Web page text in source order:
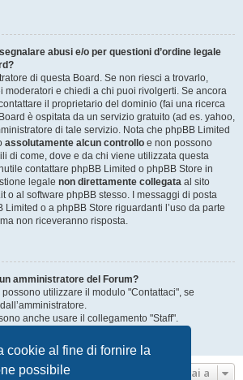
cookie al fine di fornire la
possibile
abusi e/o per questioni d’ordine legale
di questa Board. Se non riesci a trovarlo,
moderatori e chiedi a chi puoi rivolgerti. Se ancora
il proprietario del dominio (fai una ricerca
è ospitata da un servizio gratuito (ad es. yahoo,
di tale servizio. Nota che phpBB Limited
assolutamente alcun controllo e non possono
di come, dove e da chi viene utilizzata questa
contattare phpBB Limited o phpBB Store in
legale non direttamente collegata al sito
o al software phpBB stesso. I messaggi di posta
o a phpBB Store riguardanti l’uso da parte
non riceveranno risposta.
amministratore del Forum?
utilizzare il modulo "Contattaci", se
anche usare il collegamento "Staff".
Vai a